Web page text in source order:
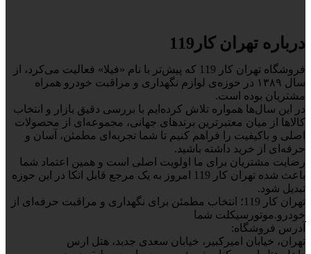
درباره تهران کار119
فروشگاه تهران کار 119 که پیش‌تر با نام «فیلا» فعالیت می‌کرد، از
سال ۱۳۸۹ در حوزه‌ی لوازم نگهداری و مراقبت خودرو همراه
مشتریان بوده است.
در این سال‌ها همواره تلاش کرده‌ایم با بررسی دقیق بازار و انتخاب
کالاها از میان معتبرترین برندهای جهانی، مجموعه‌ای از محصولات
اصلی و باکیفیت را فراهم کنیم تا شما تجربه‌ای مطمئن، آسان و
حرفه‌ای از خرید داشته باشید.
رضایت مشتریان برای ما اولویت اصلی است و همین اعتماد شما
باعث شده تهران کار 119 امروز به یک مرجع قابل اتکا در این حوزه
تبدیل شود.
تهران کار 119؛ انتخاب مطمئن برای نگهداری و مراقبت حرفه‌ای از
خودرو.موتورسیکلت شما
آدرس فروشگاه:
تهران، خیابان امیرکبیر، خیابان سعدی جدید، هتل ارس